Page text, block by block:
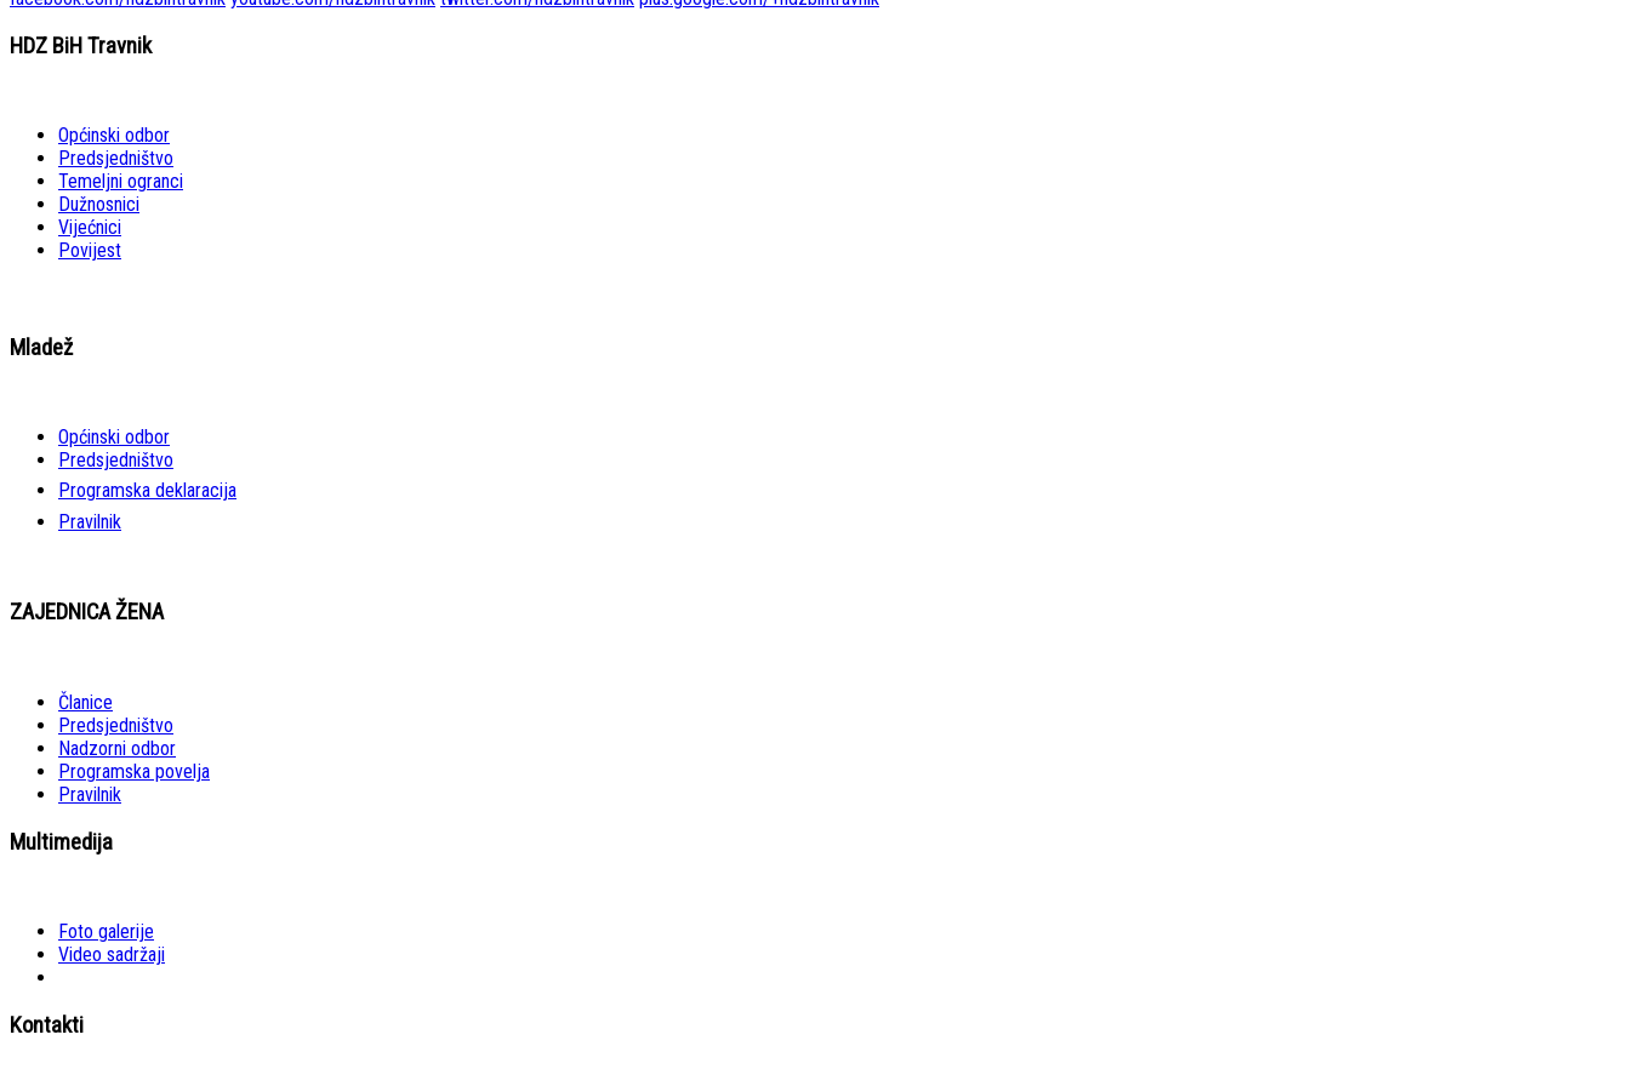
HDZ BiH Travnik
Općinski odbor
Predsjedništvo
Temeljni ogranci
Dužnosnici
Vijećnici
Povijest
Mladež
Općinski odbor
Predsjedništvo
Programska deklaracija
Pravilnik
ZAJEDNICA ŽENA
Članice
Predsjedništvo
Nadzorni odbor
Programska povelja
Pravilnik
Multimedija
Foto galerije
Video sadržaji
Kontakti